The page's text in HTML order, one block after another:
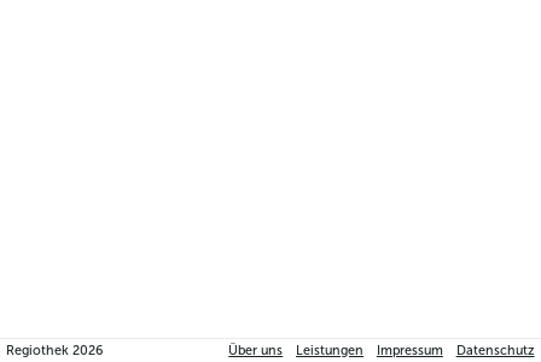
Regiothek2026 Über uns Leistungen Impressum Datenschutz